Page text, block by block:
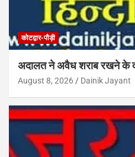
कोटद्वार-पौड़ी
अदालत ने अवैध शराब रखने के
August 8, 2026 Dainik Jayant